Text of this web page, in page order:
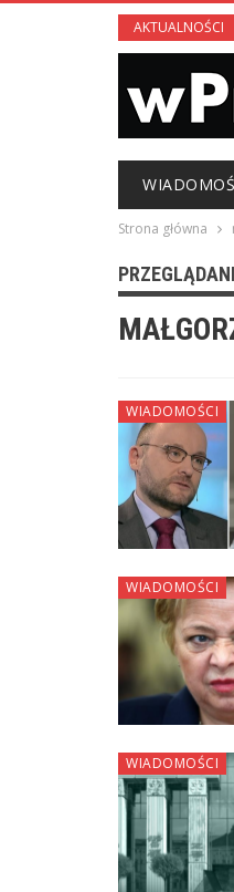
AKTUALNOŚCI
Strona główna
WIADOMOŚCI
WIADOMOŚCI
WIADOMOŚCI